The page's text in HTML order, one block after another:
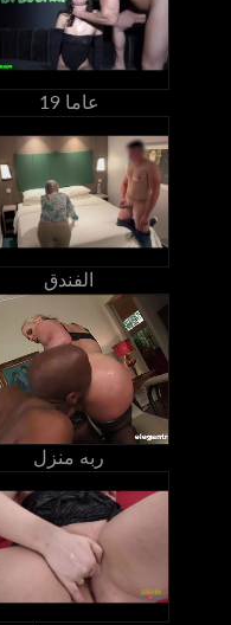
19 عاما
الفندق
ربه منزل